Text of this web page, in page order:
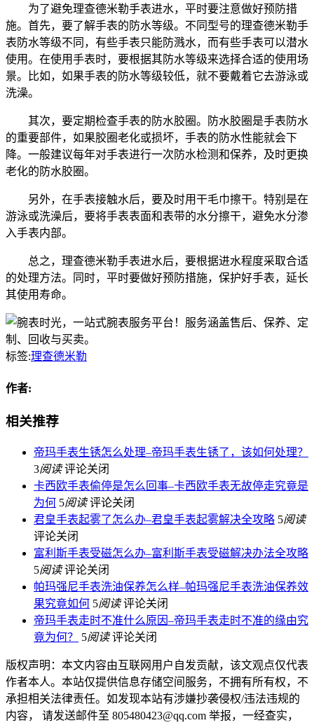
为了避免理查德米勒手表进水，平时要注意做好预防措
施。首先，要了解手表的防水等级。不同型号的理查德米勒手
表防水等级不同，有些手表只能防溅水，而有些手表可以潜水
使用。在使用手表时，要根据其防水等级来选择合适的使用场
景。比如，如果手表的防水等级较低，就不要戴着它去游泳或
洗澡。
其次，要定期检查手表的防水胶圈。防水胶圈是手表防水
的重要部件，如果胶圈老化或损坏，手表的防水性能就会下
降。一般建议每年对手表进行一次防水检测和保养，及时更换
老化的防水胶圈。
另外，在手表接触水后，要及时用干毛巾擦干。特别是在
游泳或洗澡后，要将手表表面和表带的水分擦干，避免水分渗
入手表内部。
总之，理查德米勒手表进水后，要根据进水程度采取合适
的处理方法。同时，平时要做好预防措施，保护好手表，延长
其使用寿命。
标签:理查德米勒
作者:
相关推荐
帝玛手表生锈怎么处理–帝玛手表生锈了，该如何处理？
3阅读 评论关闭
卡西欧手表偷停是怎么回事–卡西欧手表无故停走究竟是
为何 5阅读 评论关闭
君皇手表起雾了怎么办–君皇手表起雾解决全攻略 5阅读
评论关闭
富利斯手表受磁怎么办–富利斯手表受磁解决办法全攻略
5阅读 评论关闭
帕玛强尼手表洗油保养怎么样–帕玛强尼手表洗油保养效
果究竟如何 5阅读 评论关闭
帝玛手表走时不准什么原因–帝玛手表走时不准的缘由究
竟为何？
5阅读 评论关闭
版权声明：本文内容由互联网用户自发贡献，该文观点仅代表
作者本人。本站仅提供信息存储空间服务，不拥有所有权，不
承担相关法律责任。如发现本站有涉嫌抄袭侵权/违法违规的
内容， 请发送邮件至 805480423@qq.com 举报，一经查实，